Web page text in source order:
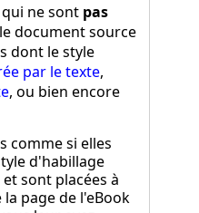
ne sont pas
document source
dont le style
par le texte,
, ou bien encore
comme si elles
d'habillage
et sont placées à
page de l'eBook